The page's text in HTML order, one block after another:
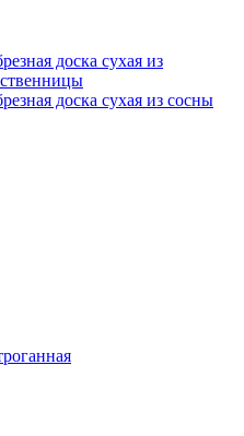
доска сухая из
доска сухая из сосны